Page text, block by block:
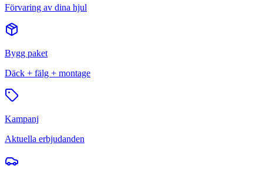
Förvaring av dina hjul
Bygg paket
Däck + fälg + montage
Kampanj
Aktuella erbjudanden